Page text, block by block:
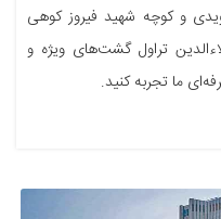
و کوچه شهید فیروز کوهی
تراول گشت‌های ویژه و
ما تجربه کنید.